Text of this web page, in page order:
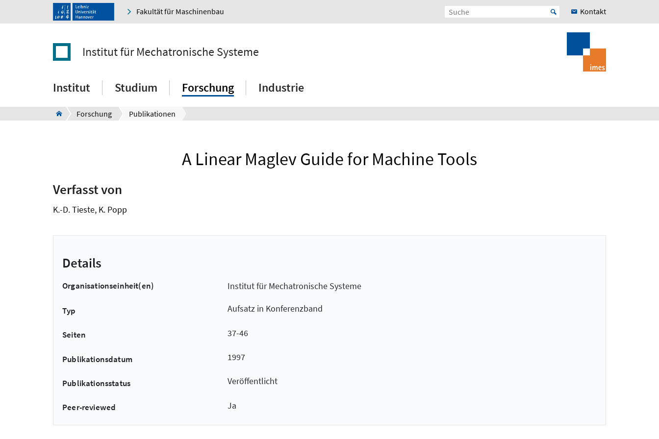
Fakultät für Maschinenbau Kontakt
Institut für Mechatronische Systeme
Institut Studium Forschung Industrie
Forschung Publikationen
A Linear Maglev Guide for Machine Tools
Verfasst von
K.-D. Tieste, K. Popp
Details
Organisationseinheit(en) Institut für Mechatronische Systeme
Typ Aufsatz in Konferenzband
Seiten 37-46
Publikationsdatum 1997
Publikationsstatus Veröffentlicht
Peer-reviewed Ja